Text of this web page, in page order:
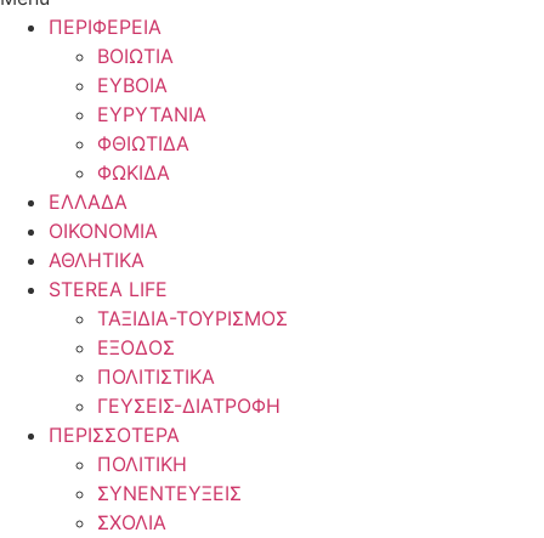
ΠΕΡΙΦΕΡΕΙΑ
ΒΟΙΩΤΙΑ
ΕΥΒΟΙΑ
ΕΥΡΥΤΑΝΙΑ
ΦΘΙΩΤΙΔΑ
ΦΩΚΙΔΑ
ΕΛΛΑΔΑ
ΟΙΚΟΝΟΜΙΑ
ΑΘΛΗΤΙΚΑ
STEREA LIFE
ΤΑΞΙΔΙΑ-ΤΟΥΡΙΣΜΟΣ
ΕΞΟΔΟΣ
ΠΟΛΙΤΙΣΤΙΚΑ
ΓΕΥΣΕΙΣ-ΔΙΑΤΡΟΦΗ
ΠΕΡΙΣΣΟΤΕΡΑ
ΠΟΛΙΤΙΚΗ
ΣΥΝΕΝΤΕΥΞΕΙΣ
ΣΧΟΛΙΑ